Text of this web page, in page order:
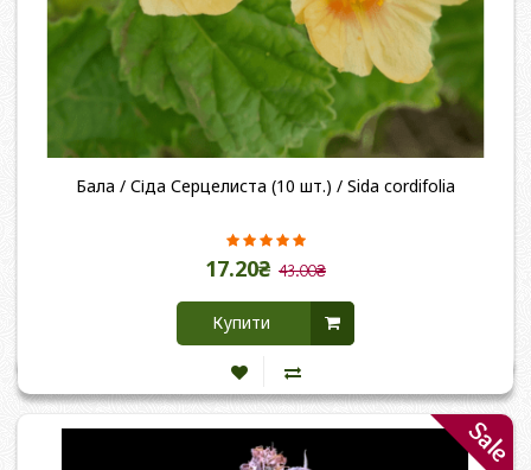
Бала / Сіда Серцелиста (10 шт.) / Sida cordifolia
17.20₴ 43.00₴
Купити
Sale